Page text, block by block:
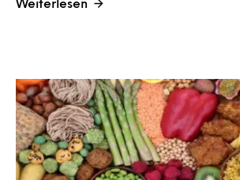
Weiterlesen